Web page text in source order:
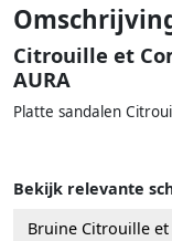
Citrouille et
AURA
Platte sandalen
Bekijk relevante
Bruine Citrouille